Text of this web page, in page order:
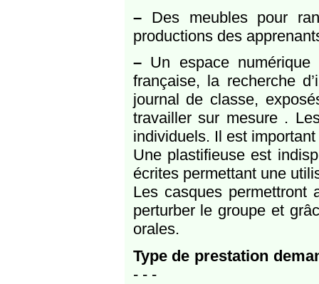
–Des meubles pour
productions des
–Un espace numérique
française, la recherche
journal de classe,
travailler sur mesure .
individuels. Il est
Une plastifieuse est
écrites permettant une
Les casques permettront
perturber le groupe et
orales.
Type de prestation
- - -